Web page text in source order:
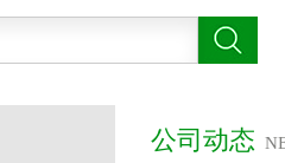
公司动态